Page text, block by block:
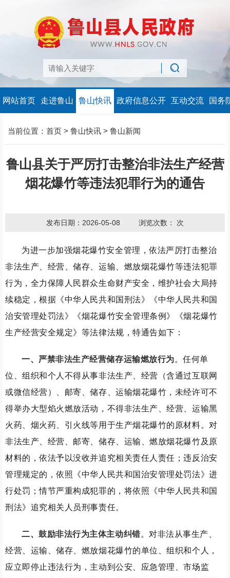
网站首页 走进鲁山 鲁山快讯 政府信息公开 互动交流 国务
当前位置： 首页 > 鲁山快讯 > 鲁山新闻
鲁山县关于严厉打击整治非法生产经营
烟花爆竹等违法犯罪行为的通告
发布日期：2026-05-08 浏览次数： 次
为进一步加强烟花爆竹安全管理，依法严厉打击整治
非法生产、经营、储存、运输、燃放烟花爆竹等违法犯罪
行为，全力保障人民群众生命财产安全，维护社会大局持
续稳定，根据《中华人民共和国刑法》《中华人民共和国
治安管理处罚法》《烟花爆竹安全管理条例》《烟花爆竹
生产经营安全规定》等法律法规，特通告如下：
一、 严禁非法生产经营储存运输燃放行为。任何单
位、组织和个人不得从事非法生产、经营（含通过互联网
或微信经营）、邮寄、储存、运输烟花爆竹，未经许可不
得举办大型焰火燃放活动，不得非法生产、经营、运输黑
火药、烟火药、引火线等用于生产烟花爆竹的原材料。对
非法生产、经营、邮寄、储存、运输、燃放烟花爆竹及原
材料的，依法予以没收并追究相关责任人责任；违反治安
管理规定的，依照《中华人民共和国治安管理处罚法》进
行处罚；情节严重构成犯罪的，将依照《中华人民共和国
刑法》追究相关人员刑事责任。
二、鼓励非法行为主体主动纠错。 对非法从事生产、
经营、运输、储存、燃放烟花爆竹的单位、组织和个人，
应立即停止违法行为，主动到公安、应急管理、市场监